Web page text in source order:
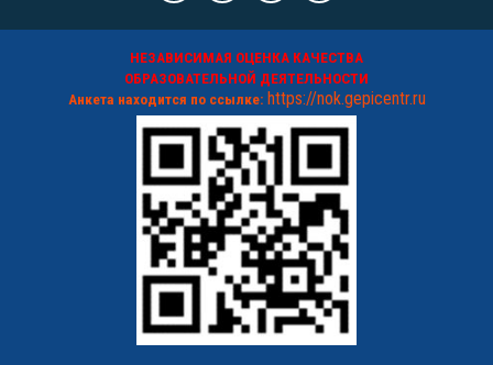
НЕЗАВИСИМАЯ ОЦЕНКА КАЧЕСТВА
ОБРАЗОВАТЕЛЬНОЙ ДЕЯТЕЛЬНОСТИ
Анкета находится по ссылке: https://nok.gepicentr.ru